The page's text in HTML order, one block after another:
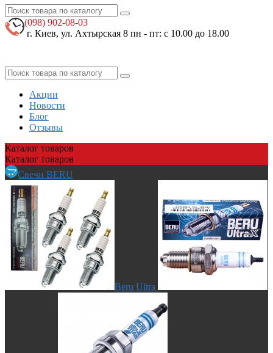
(098) 902-08-03
г. Киев, ул. Ахтырская 8 пн - пт: с 10.00 до 18.00
Акции
Новости
Блог
Отзывы
Каталог товаров
Каталог товаров
Свечи BERU
Beru Ultra